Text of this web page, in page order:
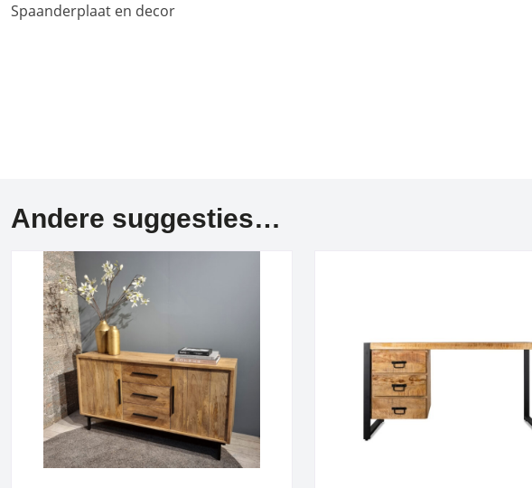
Spaanderplaat en decor
Andere suggesties…